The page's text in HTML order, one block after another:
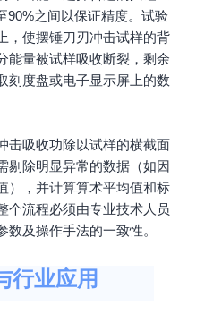
90%之间以保证精度。试验
，使摆锤刀刃冲击试样的背
能量被试样吸收断裂，剩余
刻度盘或电子显示屏上的数
击吸收功除以试样的横截面
剔除明显异常的数据（如因
），并计算算术平均值和标
个流程必须由专业技术人员
及操作手法的一致性。
行业应用